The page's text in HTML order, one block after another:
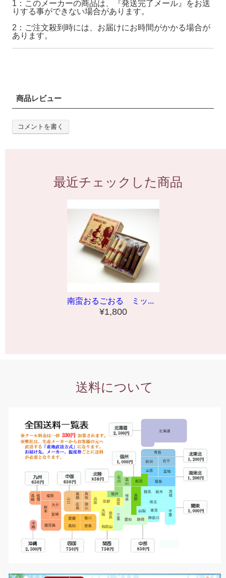
1：このメーカーの商品は、『発送完了メール』をお送
りする事ができない場合があります。
2：ご注文殺到時には、お届けにお時間がかかる場合が
あります。
商品レビュー
コメントを書く
最近チェックした商品
南蛮おるごおる ミッ...
¥1,800
送料について